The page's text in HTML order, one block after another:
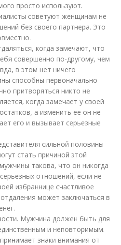
просто используют.
советуют женщинам не
без своего партнера. Это
когда замечают, что
совершенно по-другому, чем
в этом нет ничего
способны первоначально
притворяться никто не
когда замечает у своей
а изменить ее он не
его и вызывает серьезные
сильной половины
стать причиной этой
такова, что он никогда
отношений, если не
избраннице счастливое
может заключаться в
Мужчина должен быть для
и неповторимым.
знаки внимания от